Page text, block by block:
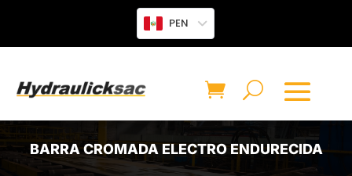
PEN
BARRA CROMADA ELECTRO ENDURECIDA